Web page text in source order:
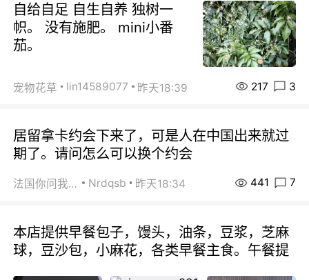
自给自足 自生自养 独树一
帜。 没有施肥。 mini小番
茄。
宠物花草 lin14589077 昨天18:39 217 3
居留拿卡约会下来了，可是人在中国出来就过
期了。请问怎么可以换个约会
法国你问我答 Nrdqsb 昨天18:34 441 7
本店提供早餐包子，馒头，油条，豆浆，芝麻
球，豆沙包，小麻花，各类早餐主食。午餐提